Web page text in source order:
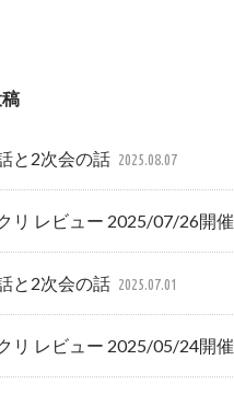
と2次会の話 2025.08.07
リ レビュー 2025/07/26開催
と2次会の話 2025.07.01
リ レビュー 2025/05/24開催